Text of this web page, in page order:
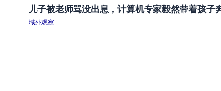
儿子被老师骂没出息，计算机专家毅然带着孩子
域外观察